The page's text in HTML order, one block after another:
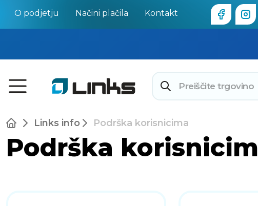
O podjetju Načini plačila Kontakt
Links info Podrška korisnicima
Podrška